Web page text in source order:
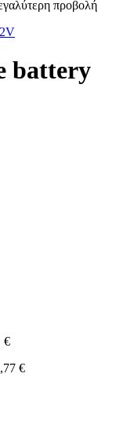
προβολή
battery
€
€